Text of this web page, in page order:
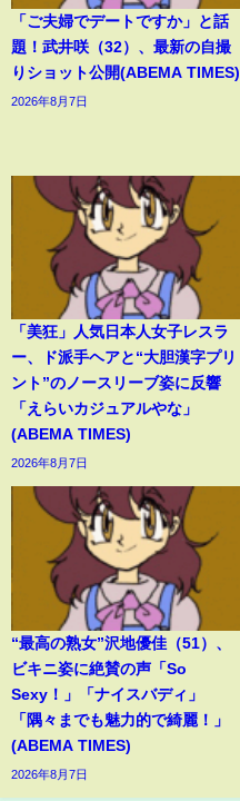
「ご夫婦でデートですか」と話
題！武井咲（32）、最新の自撮
りショット公開(ABEMA TIMES)
2026年8月7日
「美狂」人気日本人女子レスラ
ー、ド派手ヘアと“大胆漢字プリ
ント”のノースリーブ姿に反響
「えらいカジュアルやな」
(ABEMA TIMES)
2026年8月7日
“最高の熟女”沢地優佳（51）、
ビキニ姿に絶賛の声「So
Sexy！」「ナイスバディ」
「隅々までも魅力的で綺麗！」
(ABEMA TIMES)
2026年8月7日